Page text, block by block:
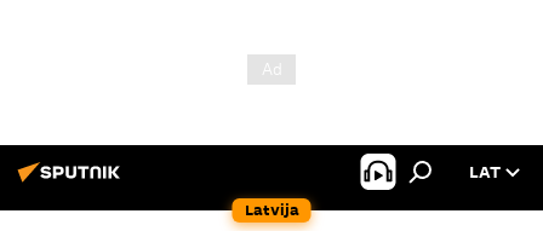
Latvija
LAT